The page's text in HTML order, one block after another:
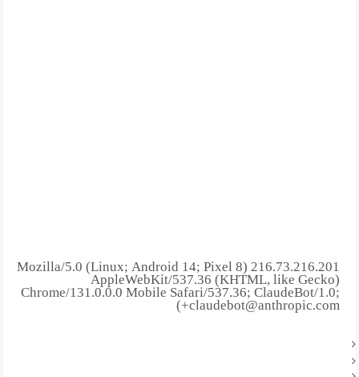
216.73.216.201 Mozilla/5.0 (Linux; Android 14; Pixel 8)
AppleWebKit/537.36 (KHTML, like Gecko)
Chrome/131.0.0.0 Mobile Safari/537.36; ClaudeBot/1.0;
+claudebot@anthropic.com)